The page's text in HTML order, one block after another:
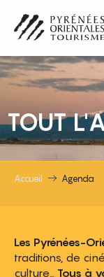
contenu
principal
TOUT
Accueil Agenda
Les Pyrénées-
traditions, de
culture… Tous à